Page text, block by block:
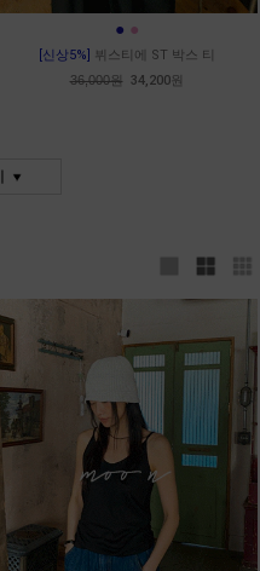
● ●
[신상5%] 뷔스티에 ST 박스 티
36,000원 34,200원